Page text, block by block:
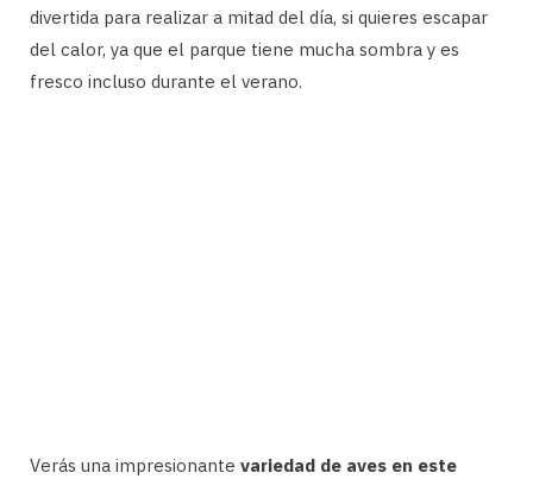
divertida para realizar a mitad del día, si quieres escapar
del calor, ya que el parque tiene mucha sombra y es
fresco incluso durante el verano.
Verás una impresionante variedad de aves en este